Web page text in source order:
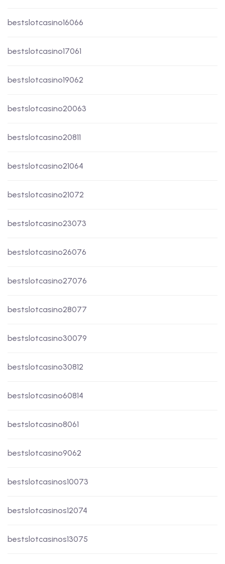
bestslotcasino16066
bestslotcasino17061
bestslotcasino19062
bestslotcasino20063
bestslotcasino20811
bestslotcasino21064
bestslotcasino21072
bestslotcasino23073
bestslotcasino26076
bestslotcasino27076
bestslotcasino28077
bestslotcasino30079
bestslotcasino30812
bestslotcasino60814
bestslotcasino8061
bestslotcasino9062
bestslotcasinos10073
bestslotcasinos12074
bestslotcasinos13075